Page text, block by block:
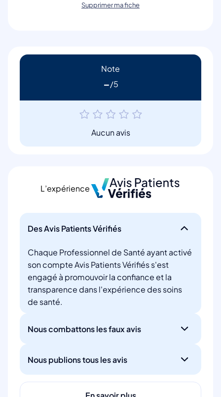
Supprimer ma fiche
Note
-
Aucun avis
L’expérience
Des Avis Patients Vérifiés
Chaque Professionnel de Santé ayant activé
son compte Avis Patients Vérifiés s'est
engagé à promouvoir la confiance et la
transparence dans l'expérience des soins
de santé.
Nous combattons les faux avis
Nous publions tous les avis